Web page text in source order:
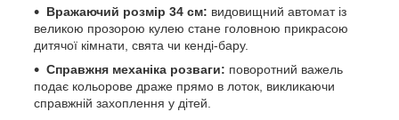
Вражаючий розмір 34 см: видовищний автомат із
великою прозорою кулею стане головною прикрасою
дитячої кімнати, свята чи кенді-бару.
Справжня механіка розваги: поворотний важель
подає кольорове драже прямо в лоток, викликаючи
справжній захоплення у дітей.